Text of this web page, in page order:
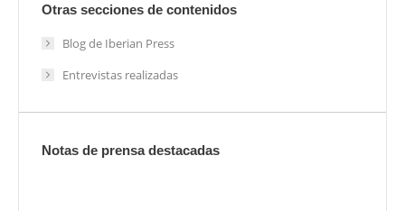
Otras secciones de contenidos
Blog de Iberian Press
Entrevistas realizadas
Notas de prensa destacadas